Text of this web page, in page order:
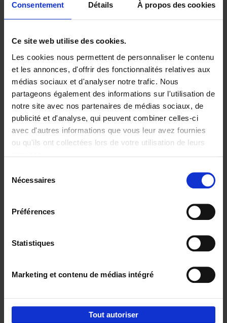
Consentement Détails À propos des cookies
Ce site web utilise des cookies.
Les cookies nous permettent de personnaliser le contenu
et les annonces, d'offrir des fonctionnalités relatives aux
médias sociaux et d'analyser notre trafic. Nous
partageons également des informations sur l'utilisation de
notre site avec nos partenaires de médias sociaux, de
publicité et d'analyse, qui peuvent combiner celles-ci
avec d'autres informations que vous leur avez fournies
ou qu'ils ont collectées lors de votre utilisation de leurs
Nécessaires
Préférences
Statistiques
Marketing et contenu de médias intégré
Tout autoriser
The Offer You Can't
Refuse
Steven Van Belleghem
Couverture souple
2020 256
€37,50
Building Bonds = Building